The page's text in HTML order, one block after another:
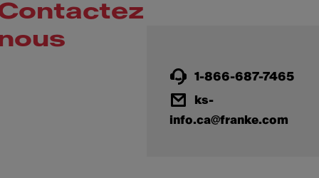
1-866-687-7465
ks-
info.ca@franke.com